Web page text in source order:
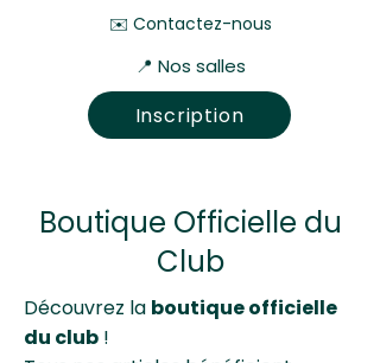
📍 Nos salles
✉️ Contactez-nous
Inscription
Boutique Officielle du
Club
Découvrez la boutique officielle
du club !